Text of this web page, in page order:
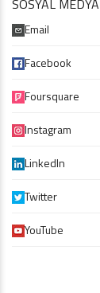
SOSYAL
Email
Facebook
Foursquare
Instagram
LinkedIn
Twitter
YouTube